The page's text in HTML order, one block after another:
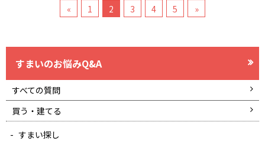
« 1 2 3 4 5 »
すまいのお悩みQ&A
すべての質問
買う・建てる
すまい探し